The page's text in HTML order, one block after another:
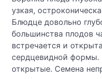
узкая,
Блюдце довольно
большинства плодов
встречается и
сердцевидной
открытые. Семена